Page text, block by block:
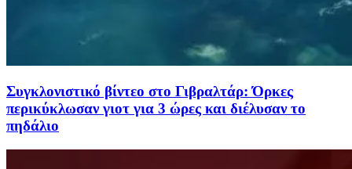
Συγκλονιστικό βίντεο στο Γιβραλτάρ: Όρκες
περικύκλωσαν γιοτ για 3 ώρες και διέλυσαν το
πηδάλιο